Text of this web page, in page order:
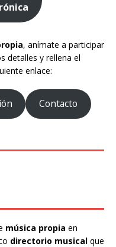
, anímate a participar
detalles y rellena el
enlace:
Contacto
música propia en
directorio musical que